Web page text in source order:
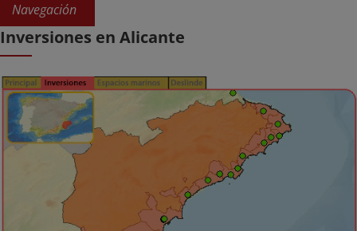
Navegación
Inversiones en Alicante